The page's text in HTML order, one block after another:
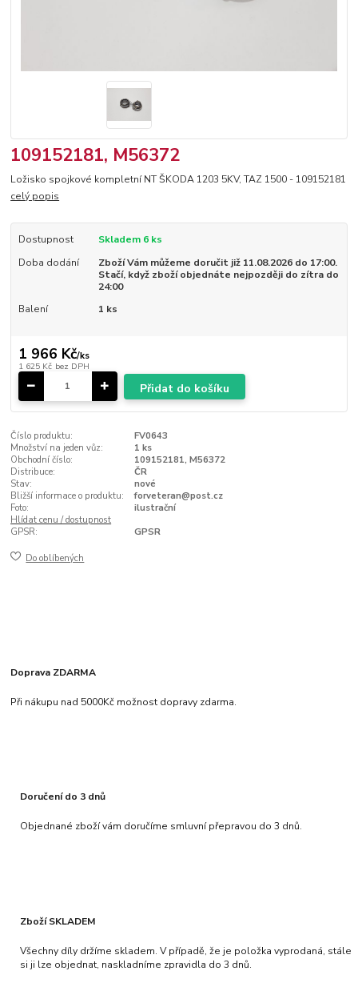
109152181, M56372
Ložisko spojkové kompletní NT ŠKODA 1203 5KV, TAZ 1500 - 109152181
celý popis
Dostupnost
Skladem 6 ks
Doba dodání
Zboží Vám můžeme doručit již 11.08.2026 do 17:00.
Stačí, když zboží objednáte nejpozději do zítra do
24:00
Balení
1 ks
1 966 Kč/ks
1 625 Kč bez DPH
Přidat do košíku
Číslo produktu:
FV0643
Množství na jeden vůz:
1 ks
Obchodní číslo:
109152181, M56372
Distribuce:
ČR
Stav:
nové
Bližší informace o produktu:
forveteran@post.cz
Foto:
ilustrační
Hlídat cenu / dostupnost
GPSR:
GPSR
Do oblíbených
Doprava ZDARMA
Při nákupu nad 5000Kč možnost dopravy zdarma.
Doručení do 3 dnů
Objednané zboží vám doručíme smluvní přepravou do 3 dnů.
Zboží SKLADEM
Všechny díly držíme skladem. V případě, že je položka vyprodaná, stále
si ji lze objednat, naskladníme zpravidla do 3 dnů.